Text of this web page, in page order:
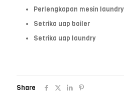
Perlengkapan mesin laundry
Setrika uap boiler
Setrika uap laundry
Share